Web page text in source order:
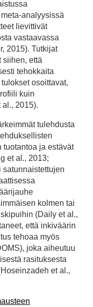
analyysissä
lievittivät
vastaavassa
2015). Tutkijat
siihen, että
tehokkaita
osoittavat,
kuin
2015).
tulehdusta
tuotantoa ja estävät
et al., 2013;
satunnaistettujen
kolmen tai
(Daily et al.,
että inkiväärin
tehoaa myös
joka aiheutuu
rasituksesta
et al.,